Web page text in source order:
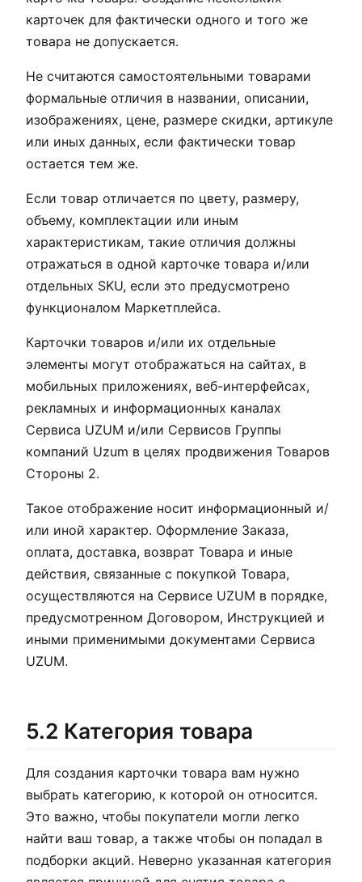
карточек для фактически одного и того же
товара не допускается.
Не считаются самостоятельными товарами
формальные отличия в названии, описании,
изображениях, цене, размере скидки, артикуле
или иных данных, если фактически товар
остается тем же.
Если товар отличается по цвету, размеру,
объему, комплектации или иным
характеристикам, такие отличия должны
отражаться в одной карточке товара и/или
отдельных SKU, если это предусмотрено
функционалом Маркетплейса.
Карточки товаров и/или их отдельные
элементы могут отображаться на сайтах, в
мобильных приложениях, веб-интерфейсах,
рекламных и информационных каналах
Сервиса UZUM и/или Сервисов Группы
компаний Uzum в целях продвижения Товаров
Стороны 2.
Такое отображение носит информационный и/
или иной характер. Оформление Заказа,
оплата, доставка, возврат Товара и иные
действия, связанные с покупкой Товара,
осуществляются на Сервисе UZUM в порядке,
предусмотренном Договором, Инструкцией и
иными применимыми документами Сервиса
UZUM.
5.2 Категория товара
Для создания карточки товара вам нужно
выбрать категорию, к которой он относится.
Это важно, чтобы покупатели могли легко
найти ваш товар, а также чтобы он попадал в
подборки акций. Неверно указанная категория